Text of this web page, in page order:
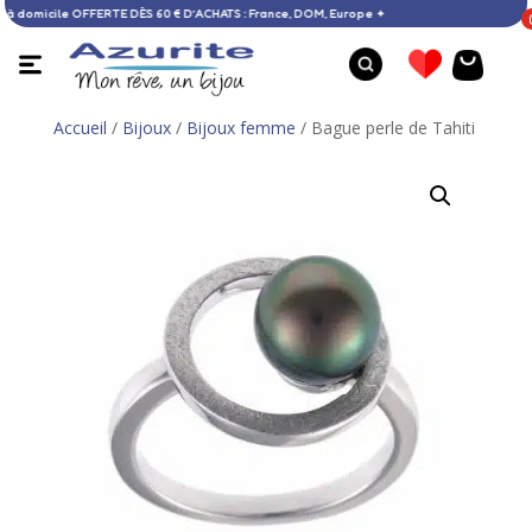
à domicile OFFERTE DÈS 60 € D’ACHATS : France, DOM, Europe ✦
Accueil / Bijoux/ Bijoux femme / Bague perle de Tahiti
Bague argent - 53